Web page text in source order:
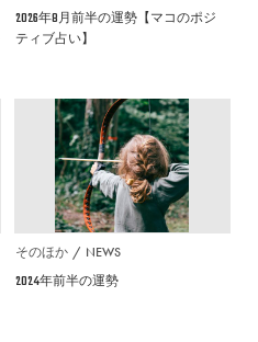
2026年8月前半の運勢【マコのポジ
ティブ占い】
そのほか NEWS
2024年前半の運勢